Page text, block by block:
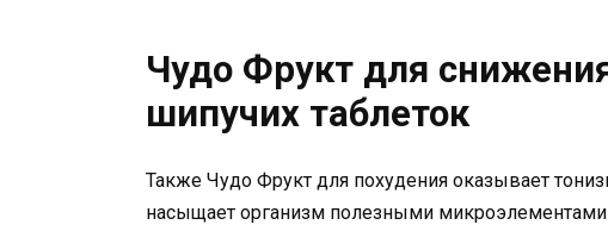
Чудо Фрукт для
шипучих таблеток
Также Чудо Фрукт для похудения оказывает
насыщает организм полезными